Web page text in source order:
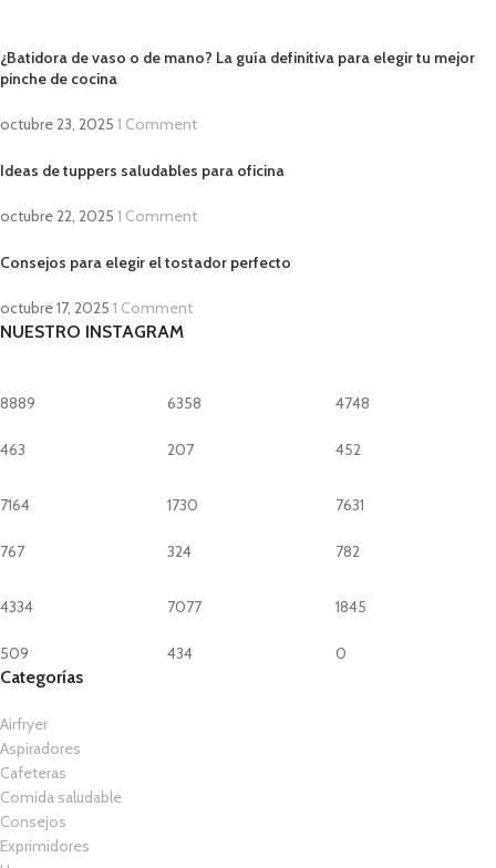
¿Batidora de vaso o de mano? La guía definitiva para elegir tu mejor
pinche de cocina
octubre 23, 2025 1 Comment
Ideas de tuppers saludables para oficina
octubre 22, 2025 1 Comment
Consejos para elegir el tostador perfecto
octubre 17, 2025 1 Comment
NUESTRO INSTAGRAM
8889
463
6358
207
4748
452
7164
767
1730
324
7631
782
4334
509
7077
434
1845
0
Categorías
Airfryer
Aspiradores
Cafeteras
Comida saludable
Consejos
Exprimidores